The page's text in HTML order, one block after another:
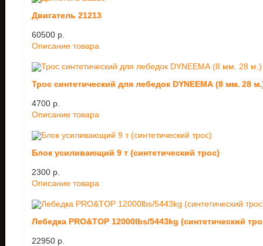
Двигатель 21213
60500 p.
Описание товара
Трос синтетический для лебедок DYNEEMA (8 мм. 28
4700 p.
Описание товара
Блок усиливающий 9 т (синтетический трос)
2300 p.
Описание товара
Лебедка PRO&TOP 12000lbs/5443kg (синтетический
22950 p.